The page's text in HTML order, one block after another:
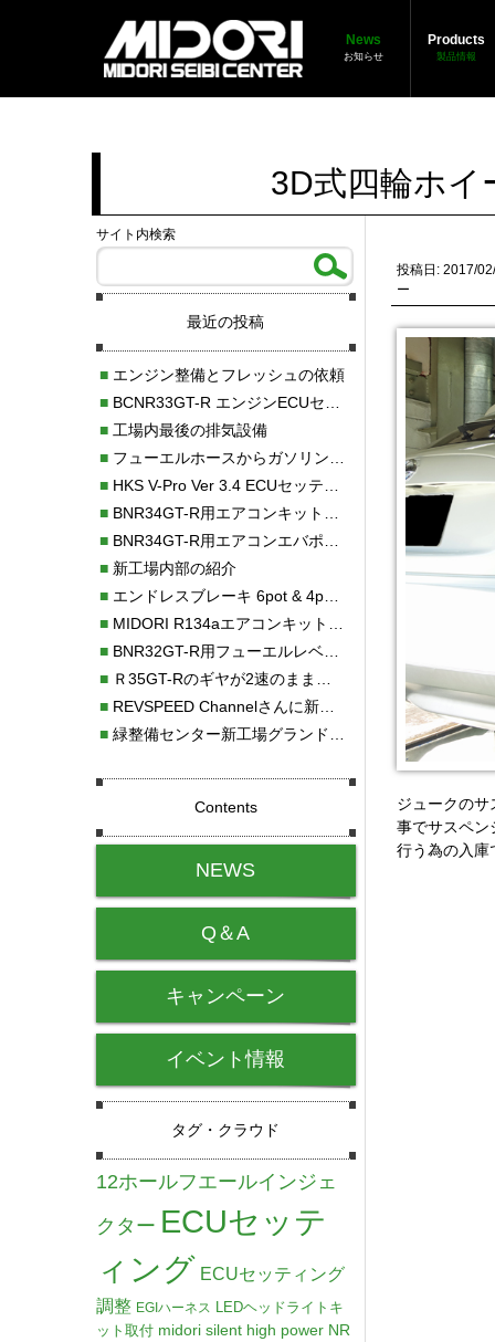
News
お知らせ
Products
製品情報
3D式四輪ホイ
投稿日: 2017/
ー
ジュークの
事でサスペン
行う為の入庫
サイト内検索
最近の投稿
■エンジン整備とフレッシュの依頼
■BCNR33GT-R エンジンECUセッティング調整
■工場内最後の排気設備
■フューエルホースからガソリン漏れ
■HKS V-Pro Ver 3.4 ECUセッティング
■BNR34GT-R用エアコンキット新発売！！
■BNR34GT-R用エアコンエバポレーターを新発売！！
■新工場内部の紹介
■エンドレスブレーキ 6pot & 4potオーバーホール
■MIDORI R134aエアコンキットタイプⅡ取り付け
■BNR32GT-R用フューエルレベルセンサー新発売！！
■Ｒ35GT-Rのギヤが2速のまま変速しない！！
■REVSPEED Channelさんに新社屋を紹介していただきました!!
■緑整備センター新工場グランドオープン・続報
Contents
NEWS
Q＆A
キャンペーン
イベント情報
タグ・クラウド
12ホールフエールインジェ
クター ECUセッテ
ィング ECUセッティング
調整 EGIハーネス LEDヘッドライトキ
ット取付 midori silent high power NR